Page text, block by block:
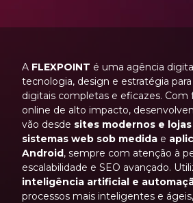
A FLEXPOINT é uma agência
tecnologia, design e estratégia
digitais completas e eficazes. Com
online de alto impacto,
vão desde sites modernos e
sistemas web sob medida e
Android, sempre com atenção à
escalabilidade e SEO avançado.
inteligência artificial e
processos mais inteligentes e